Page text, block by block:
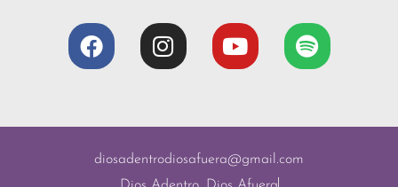
diosadentrodiosafuera@gmail.com